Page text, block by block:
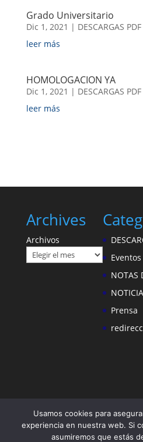
Grado Universitario
Dic 1, 2021 | DESCARGAS PDF
leer más
HOMOLOGACION YA
Dic 1, 2021 | DESCARGAS PDF
leer más
Archives
Archivos
Eventos
NOTAS
Prensa
Usamos cookies para
experiencia en nuestra web. Si
asumiremos que estás